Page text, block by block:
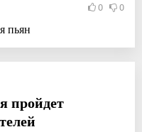
0 0
пьян
пройдет